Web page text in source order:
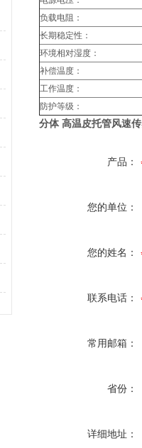
负载电阻：
长期稳定性：
环境相对湿度：
补偿温度：
工作温度：
防护等级：
分体 高温皮托管风速
产品：
您的单位：
您的姓名：
联系电话：
常用邮箱：
省份：
详细地址：